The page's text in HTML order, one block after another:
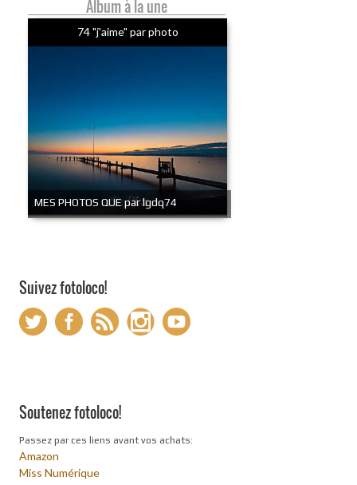
Album à la une
74 "j'aime" par photo
MES PHOTOS QUE par lgdq74
Suivez fotoloco!
Soutenez fotoloco!
Passez par ces liens avant vos achats:
Amazon
Miss Numérique